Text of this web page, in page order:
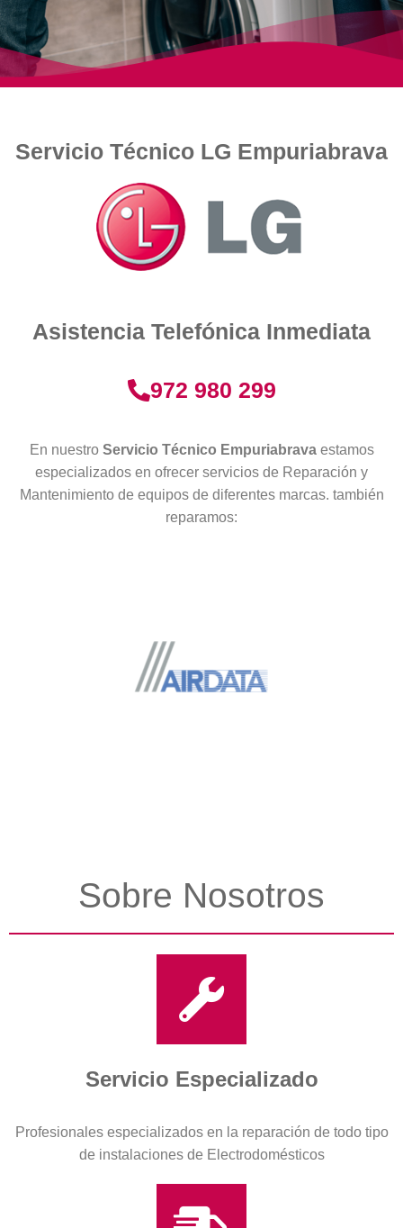
Servicio Técnico LG Empuriabrava
Asistencia Telefónica Inmediata
972 980 299
En nuestro Servicio Técnico Empuriabrava estamos
especializados en ofrecer servicios de Reparación y
Mantenimiento de equipos de diferentes marcas. también
reparamos:
Sobre Nosotros
Servicio Especializado
Profesionales especializados en la reparación de todo tipo
de instalaciones de Electrodomésticos